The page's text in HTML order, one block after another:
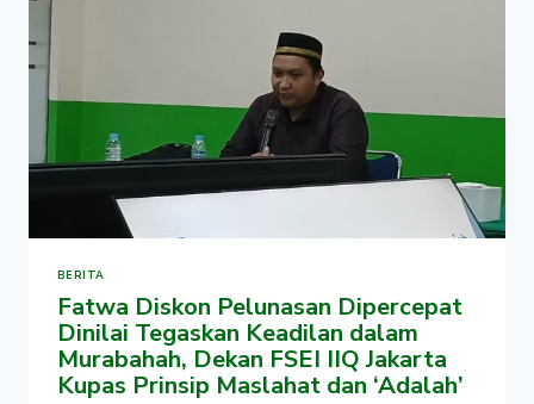
BERITA
Fatwa Diskon Pelunasan Dipercepat
Dinilai Tegaskan Keadilan dalam
Murabahah, Dekan FSEI IIQ Jakarta
Kupas Prinsip Maslahat dan ‘Adalah’